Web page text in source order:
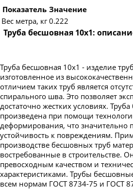
Труба бесшовная 127
Труба бесшовная 133
Труба бесшовная 146
Труба бесшовная 152
Труба бесшовная 159
Труба бесшовная 168
Труба бесшовная 180
Труба бесшовная 194
Труба бесшовная 203
Труба бесшовная 219
Труба бесшовная 245
Показатель Значение
Вес метра, кг 0.222
Труба бесшовная 10х1:
Труба бесшовная 10x1 - изделие
изготовленное из
отличием таких труб является
спирального шва. Это позволяет
достаточно жестких условиях.
произведена при помощи
деформирования, что значительно
устойчивость к повреждениям.
производстве бесшовных труб
востребованные в строительстве.
превосходным качеством и
характеристиками. Трубы
всем нормам ГОСТ 8734-75 и ГОСТ